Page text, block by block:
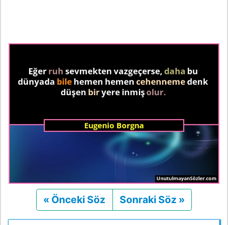
« Önceki Söz Önceki
Sonraki Söz »